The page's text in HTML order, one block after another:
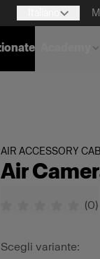
AIR ACCESSORY
Air
(0)
Scegli variante: